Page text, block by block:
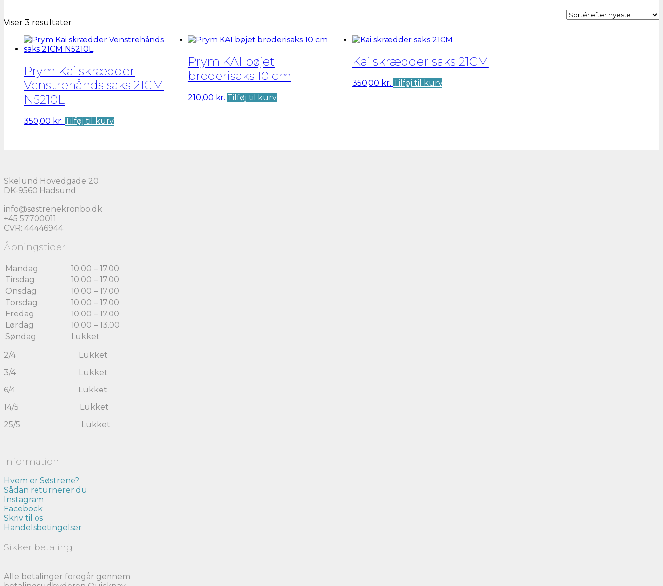
Viser 3 resultaterSorteret
seneste
Prym Kai skrædder
Venstrehånds saks 21CM
N5210L
350,00 kr. Tilføj til kurv
Prym KAI bøjet
broderisaks 10 cm
210,00 kr. Tilføj til kurv
Kai skrædder saks 21CM
350,00 kr. Tilføj til kurv
Skelund Hovedgade 20
DK-9560 Hadsund
info@søstrenekronbo.dk
+45 57700011
CVR: 44446944
Åbningstider
Mandag
10.00 – 17.00
Tirsdag
10.00 – 17.00
Onsdag
10.00 – 17.00
Torsdag
10.00 – 17.00
Fredag
10.00 – 17.00
Lørdag
10.00 – 13.00
Søndag
Lukket
2/4 Lukket
3/4 Lukket
6/4 Lukket
14/5 Lukket
25/5 Lukket
Information
Hvem er Søstrene?
Sådan returnerer du
Instagram
Facebook
Skriv til os
Handelsbetingelser
Sikker betaling
Alle betalinger foregår gennem